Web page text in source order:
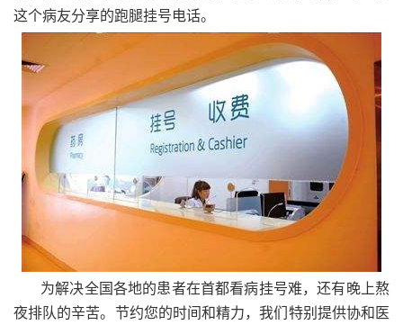
这个病友分享的跑腿挂号电话。
为解决全国各地的患者在首都看病挂号难，还有晚上熬
夜排队的辛苦。节约您的时间和精力，我们特别提供协和医